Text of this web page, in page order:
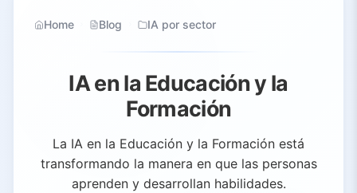
Home Blog IA por sector
IA en la Educación y la
Formación
La IA en la Educación y la Formación está
transformando la manera en que las personas
aprenden y desarrollan habilidades.